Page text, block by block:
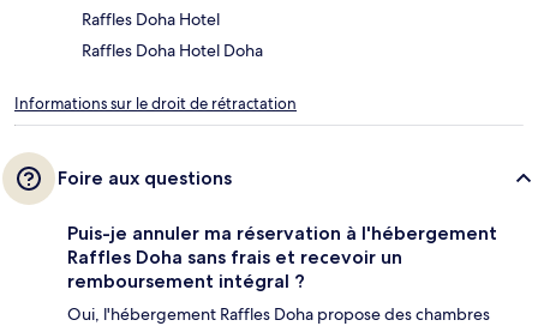
Raffles Doha Hotel
Raffles Doha Hotel Doha
Informations sur le droit de rétractation
Foire aux questions
Puis-je annuler ma réservation à l'hébergement
Raffles Doha sans frais et recevoir un
remboursement intégral ?
Oui, l'hébergement Raffles Doha propose des chambres